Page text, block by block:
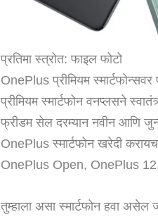
प्रतिमा स्त्रोत: फाइल फोटो
OnePlus प्रीमियम
प्रीमियम स्मार्टफोन वनप्लसने
फ्रीडम सेल दरम्यान नवीन आणि
OnePlus स्मार्टफोन खरेदी
OnePlus Open, OnePlus
तुम्हाला असा स्मार्टफोन हवा